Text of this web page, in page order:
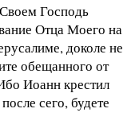
Господь
Отца Моего на
доколе не
обещанного от
Иоанн крестил
сего, будете